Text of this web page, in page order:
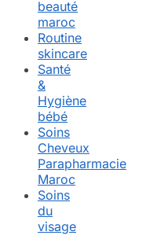
beauté
maroc
Routine
skincare
Santé
&
Hygiène
bébé
Soins
Cheveux
Parapharmacie
Maroc
Soins
du
visage